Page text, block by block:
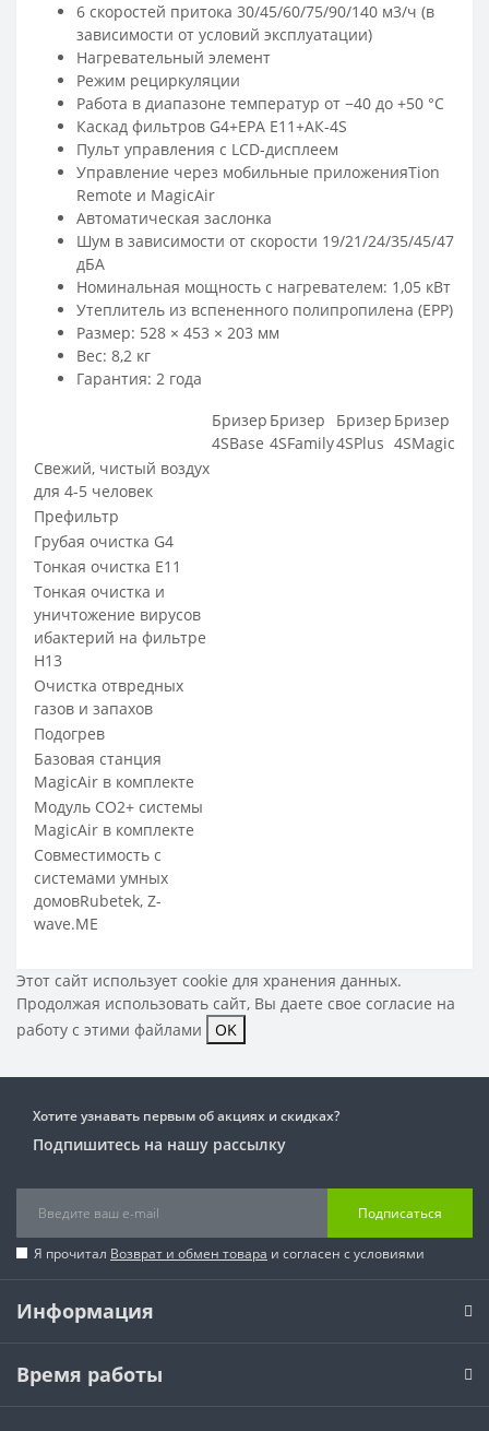
6 скоростей притока 30/45/60/75/90/140 м3/ч (в
зависимости от условий эксплуатации)
Нагревательный элемент
Режим рециркуляции
Работа в диапазоне температур от −40 до +50 °С
Каскад фильтров G4+EPA E11+АК-4S
Пульт управления с LCD-дисплеем
Управление через мобильные приложенияTion
Remote и MagicAir
Автоматическая заслонка
Шум в зависимости от скорости 19/21/24/35/45/47
дБА
Номинальная мощность с нагревателем: 1,05 кВт
Утеплитель из вспененного полипропилена (EPP)
Размер: 528 × 453 × 203 мм
Вес: 8,2 кг
Гарантия: 2 года
Бризер
4SBase
Бризер
4SFamily
Бризер
4SPlus
Бризер
4SMagic
Свежий, чистый воздух
для 4-5 человек
Префильтр
Грубая очистка G4
Тонкая очистка Е11
Тонкая очистка и
уничтожение вирусов
ибактерий на фильтре
H13
Очистка отвредных
газов и запахов
Подогрев
Базовая станция
MagicAir в комплекте
Модуль СО2+ системы
MagicAir в комплекте
Совместимость с
системами умных
домовRubetek, Z-
wave.ME
Этот сайт использует cookie для хранения данных.
Продолжая использовать сайт, Вы даете свое согласие на
работу с этими файлами
OK
Хотите узнавать первым об акциях и скидках?
Подпишитесь на нашу рассылку
Подписаться
Я прочитал Возврат и обмен товара и согласен с условиями
Информация
Время работы